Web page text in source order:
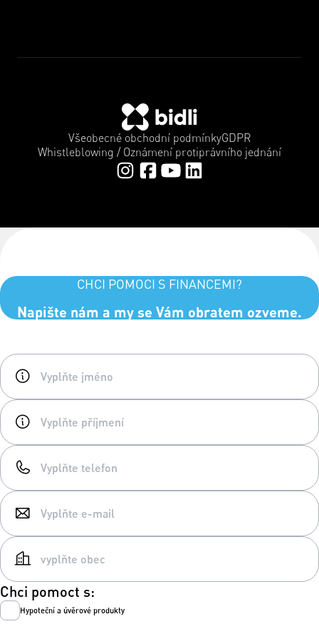
Všeobecné obchodní podmínkyGDPR
Whistleblowing / Oznámení protiprávního jednání
CHCI POMOCI S FINANCEMI?
Napište nám a my se Vám obratem ozveme.
Chci pomoct s:
Hypoteční a úvěrové produkty